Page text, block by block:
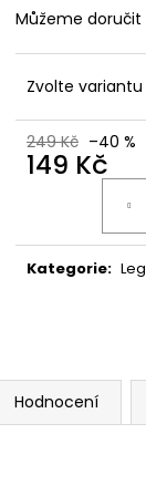
Můžeme doručit
Zvolte variantu
249 Kč –40 %
149 Kč
Kategorie:
Hodnocení
THERMO LEGÍNY
249 Kč